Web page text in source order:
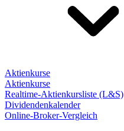
Aktienkurse
Aktienkurse
Realtime-Aktienkursliste (L&S)
Dividendenkalender
Online-Broker-Vergleich